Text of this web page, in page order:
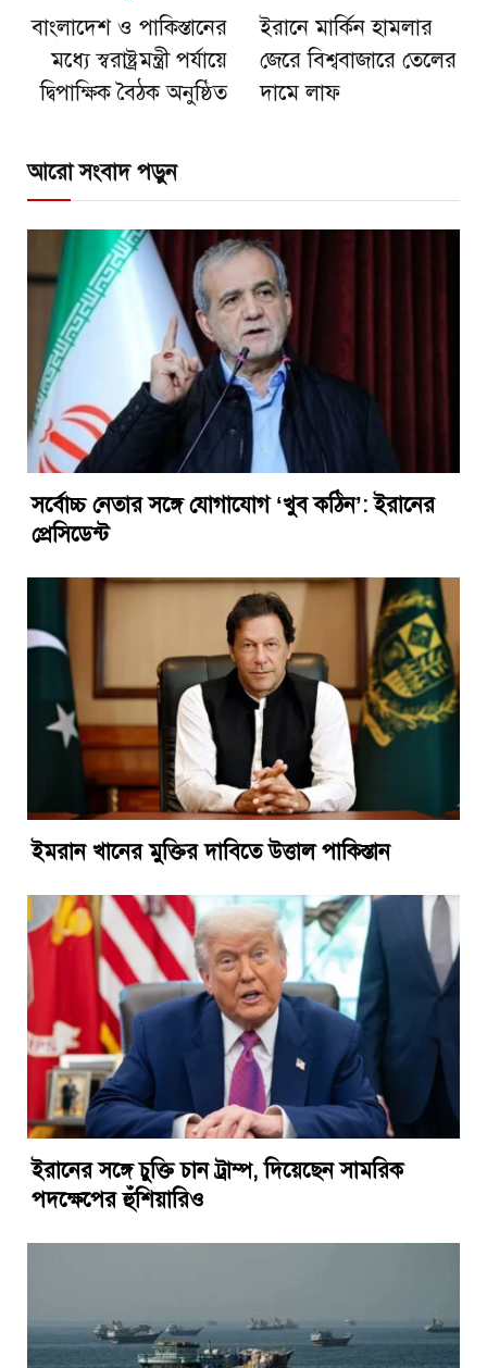
বাংলাদেশ ও পাকিস্তানের
মধ্যে স্বরাষ্ট্রমন্ত্রী পর্যায়ে
দ্বিপাক্ষিক বৈঠক অনুষ্ঠিত
ইরানে মার্কিন হামলার
জেরে বিশ্ববাজারে তেলের
দামে লাফ
আরো সংবাদ পড়ুন
সর্বোচ্চ নেতার সঙ্গে যোগাযোগ ‘খুব কঠিন’: ইরানের
প্রেসিডেন্ট
ইমরান খানের মুক্তির দাবিতে উত্তাল পাকিস্তান
ইরানের সঙ্গে চুক্তি চান ট্রাম্প, দিয়েছেন সামরিক
পদক্ষেপের হুঁশিয়ারিও